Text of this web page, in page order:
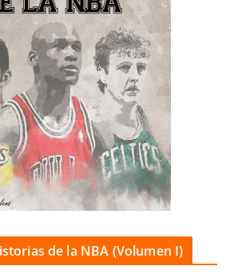
de la NBA (Volumen I)